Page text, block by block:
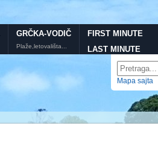
GRČKA-VODIČ
Plaže,letovališta...
FIRST MINUTE
LAST MINUTE
Mapa sajta